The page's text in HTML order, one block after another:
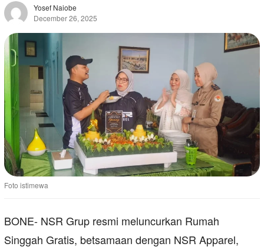
Yosef Naiobe
December 26, 2025
Foto istimewa
BONE- NSR Grup resmi meluncurkan Rumah
Singgah Gratis, betsamaan dengan NSR Apparel,